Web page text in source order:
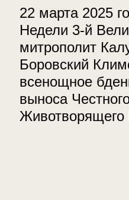
22 марта 2025
Недели 3-й
митрополит
Боровский
всенощное
выноса
Животворящего